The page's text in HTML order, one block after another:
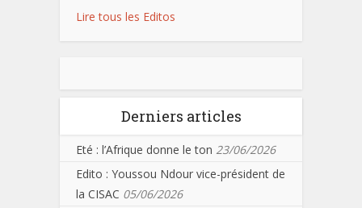
Lire tous les Editos
Derniers articles
Eté : l’Afrique donne le ton 23/06/2026
Edito : Youssou Ndour vice-président de
la CISAC 05/06/2026